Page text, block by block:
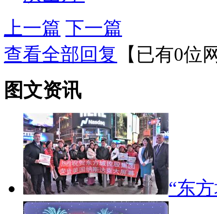
上一篇 下一篇
查看全部回复
【已有0位
图文资讯
“东